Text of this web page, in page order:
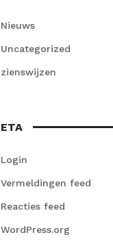
Nieuws
Uncategorized
zienswijzen
Login
Vermeldingen feed
Reacties feed
WordPress.org